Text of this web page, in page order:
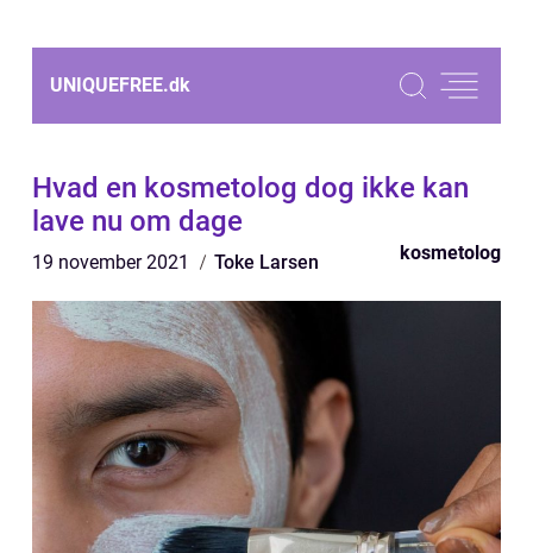
UNIQUEFREE.dk
Hvad en kosmetolog dog ikke kan
lave nu om dage
19 november 2021 Toke Larsen kosmetolog